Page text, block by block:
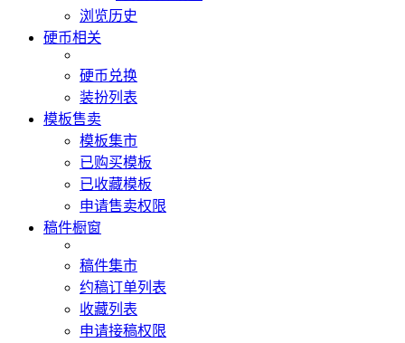
浏览历史
硬币相关
硬币兑换
装扮列表
模板售卖
模板集市
已购买模板
已收藏模板
申请售卖权限
稿件橱窗
稿件集市
约稿订单列表
收藏列表
申请接稿权限